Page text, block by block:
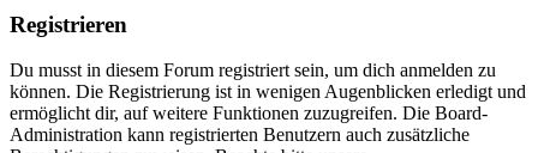
Registrieren
Du musst in diesem Forum registriert sein, um dich anmelden zu
können. Die Registrierung ist in wenigen Augenblicken erledigt und
ermöglicht dir, auf weitere Funktionen zuzugreifen. Die Board-
Administration kann registrierten Benutzern auch zusätzliche